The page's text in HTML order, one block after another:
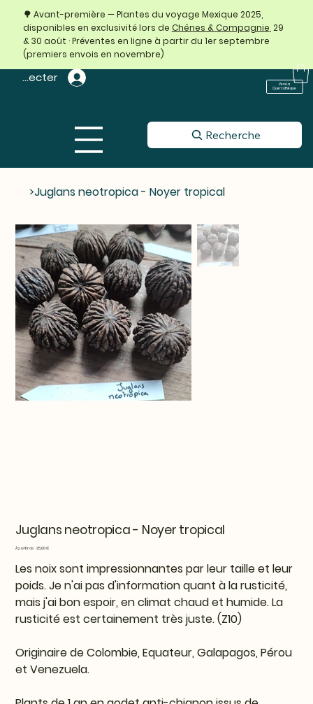
connecter
Recherche
Vers La
Quercothèque
🌳 Avant-première — Plantes du voyage Mexique 2025,
disponibles en exclusivité lors de Chênes & Compagnie, 29
& 30 août · Préventes en ligne à partir du 1er septembre
(premiers envois en novembre)
>Juglans neotropica - Noyer tropical
Juglans neotropica - Noyer tropical
À partir de Prix
25,00 €
Les noix sont impressionnantes par leur taille et leur
poids. Je n'ai pas d'information quant à la rusticité,
mais j'ai bon espoir, en climat chaud et humide. La
rusticité est certainement très juste. (Z10)
Originaire de Colombie, Equateur, Galapagos, Pérou
et Venezuela.